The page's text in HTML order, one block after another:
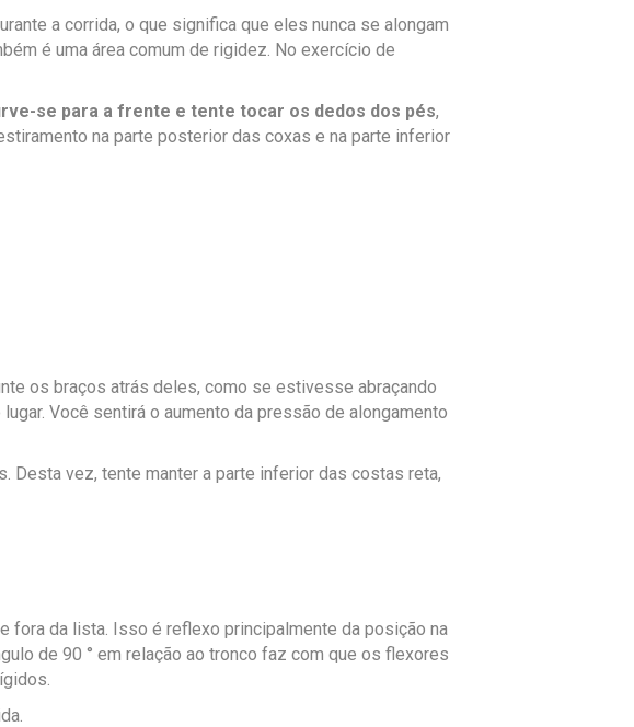
a corrida, o que significa que eles nunca se alongam
é uma área comum de rigidez. No exercício de
se para a frente e tente tocar os dedos dos pés,
na parte posterior das coxas e na parte inferior
os braços atrás deles, como se estivesse abraçando
Você sentirá o aumento da pressão de alongamento
Desta vez, tente manter a parte inferior das costas reta,
fora da lista. Isso é reflexo principalmente da posição na
de 90 ° em relação ao tronco faz com que os flexores